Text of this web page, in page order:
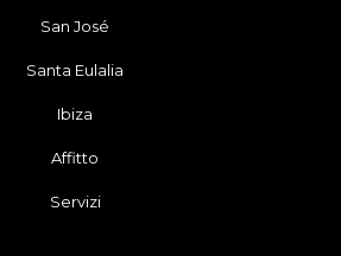
San José
Santa Eulalia
Ibiza
Affitto
Servizi